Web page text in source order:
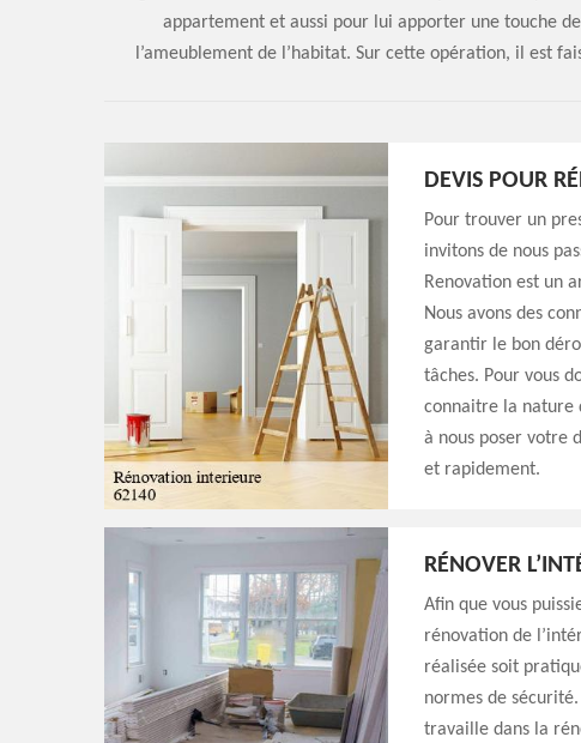
appartement et aussi pour lui apporter une touche
l’ameublement de l’habitat. Sur cette opération, il est
DEVIS POUR
Pour trouver un
invitons de nous
Renovation est un
Nous avons des
garantir le bon
tâches. Pour vous
connaitre la nature
à nous poser votre
et rapidement.
RÉNOVER
Afin que vous
rénovation de
réalisée soit
normes de
travaille dans la